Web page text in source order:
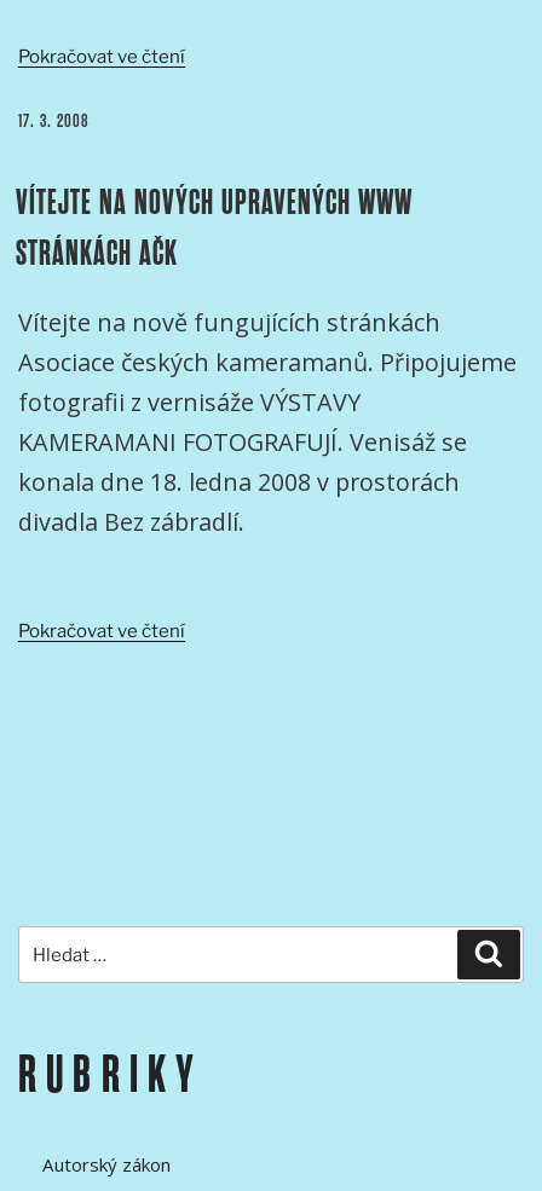
Pokračovat ve čtení„ZPRÁVA
V
PUBLIKOVÁNO
17. 3. 2008
VÍTEJTE NA NOVÝCH UPRAVENÝCH WWW
STRÁNKÁCH AČK
Vítejte na nově fungujících stránkách
Asociace českých kameramanů. Připojujeme
fotografii z vernisáže VÝSTAVY
KAMERAMANI FOTOGRAFUJÍ. Venisáž se
konala dne 18. ledna 2008 v prostorách
divadla Bez zábradlí.
Pokračovat ve čtení„VÍTEJTE
RUBRIKY
Autorský zákon